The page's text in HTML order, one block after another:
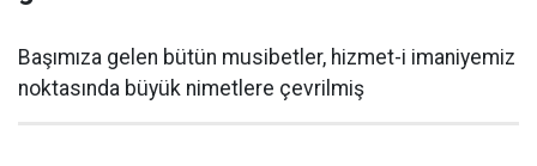
Başımıza gelen bütün musibetler, hizmet-i imaniyemiz
noktasında büyük nimetlere çevrilmiş